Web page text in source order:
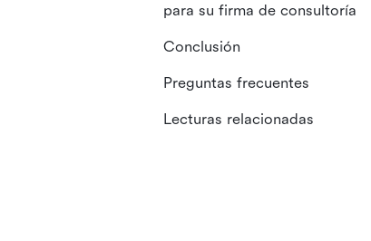
para su firma de consultoría
Conclusión
Preguntas frecuentes
Lecturas relacionadas